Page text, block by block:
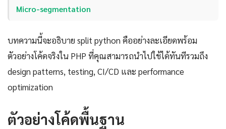
Micro-segmentation
บทความนี้จะอธิบาย split python คืออย่างละเอียดพร้อม
ตัวอย่างโค้ดจริงใน PHP ที่คุณสามารถนำไปใช้ได้ทันทีรวมถึง
design patterns, testing, CI/CD และ performance
optimization
ตัวอย่างโค้ดพื้นฐาน